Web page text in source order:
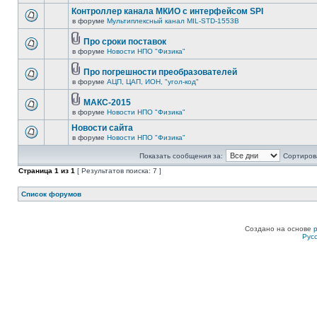
Контроллер канала МКИО с интерфейсом SPI
в форуме Мультиплексный канал MIL-STD-1553B
Про сроки поставок
в форуме Новости НПО "Физика"
Про погрешности преобразователей
в форуме АЦП, ЦАП, ИОН, "угол-код"
МАКС-2015
в форуме Новости НПО "Физика"
Новости сайта
в форуме Новости НПО "Физика"
Показать сообщения за:
Страница 1 из 1 [ Результатов поиска: 7 ]
Список форумов
Создано на основе